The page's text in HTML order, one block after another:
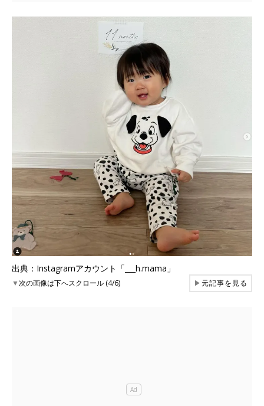
出典：Instagramアカウント「___h.mama」
▼次の画像は下へスクロール (4/6) ▶元記事を見る